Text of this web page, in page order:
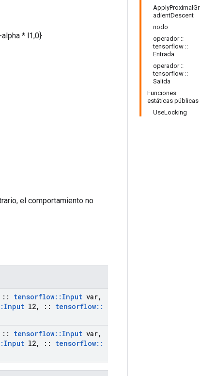
ApplyProximalGr
adientDescent
nodo
operador ::
tensorflow ::
Entrada
operador ::
tensorflow ::
Salida
Funciones
estáticas públicas
UseLocking
* l1,0}
el comportamiento no
:: tensorflow:: Input var,
Input l2, :: tensorflow::
:: tensorflow:: Input var,
Input l2, :: tensorflow::